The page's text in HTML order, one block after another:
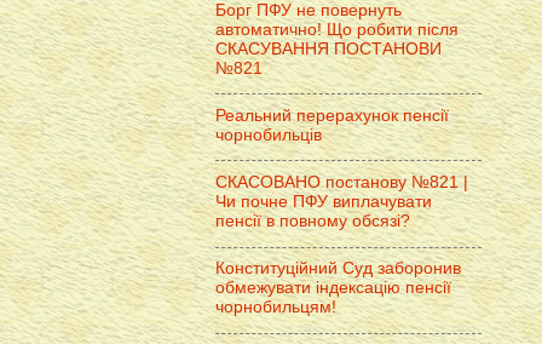
Борг ПФУ не повернуть
автоматично! Що робити після
СКАСУВАННЯ ПОСТАНОВИ
№821
Реальний перерахунок пенсії
чорнобильців
СКАСОВАНО постанову №821 |
Чи почне ПФУ виплачувати
пенсії в повному обсязі?
Конституційний Суд заборонив
обмежувати індексацію пенсії
чорнобильцям!